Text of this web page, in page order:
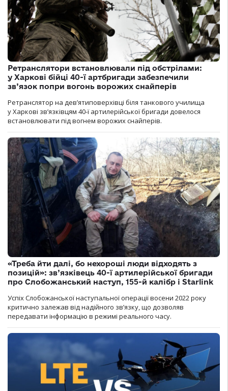
Ретранслятори встановлювали під обстрілами:
у Харкові бійці 40-ї артбригади забезпечили
зв’язок попри вогонь ворожих снайперів
Ретранслятор на дев’ятиповерхівці біля танкового училища
у Харкові зв’язківцям 40-ї артилерійської бригади довелося
встановлювати під вогнем ворожих снайперів.
«Треба йти далі, бо нехороші люди відходять з
позицій»: зв’язківець 40-ї артилерійської бригади
про Слобожанський наступ, 155-й калібр і Starlink
Успіх Слобожанської наступальної операції восени 2022 року
критично залежав від надійного зв’язку, що дозволяв
передавати інформацію в режимі реального часу.